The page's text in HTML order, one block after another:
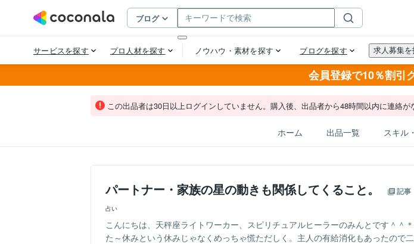
会員登録で10％割引
この出品者は30日以上ログインしていません。購入後、出品者から48時間以内に連絡が
ホーム 出品一覧 スキル
パートナー・家族の星の動きも関係してくること。 記事
占い
こんにちは、天秤座ライトワーカー、スピリチュアルヒーラーのみんとです＾＾
た～休みという休みじゃなくめっちゃ慌ただしく。主人の有給消化もあったので